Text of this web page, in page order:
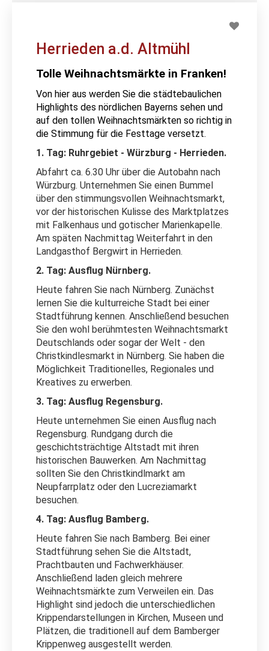
Herrieden a.d. Altmühl
Tolle Weihnachtsmärkte in Franken!
Von hier aus werden Sie die städtebaulichen
Highlights des nördlichen Bayerns sehen und
auf den tollen Weihnachtsmärkten so richtig in
die Stimmung für die Festtage versetzt.
1. Tag: Ruhrgebiet - Würzburg - Herrieden.
Abfahrt ca. 6.30 Uhr über die Autobahn nach
Würzburg. Unternehmen Sie einen Bummel
über den stimmungsvollen Weihnachtsmarkt,
vor der historischen Kulisse des Marktplatzes
mit Falkenhaus und gotischer Marienkapelle.
Am späten Nachmittag Weiterfahrt in den
Landgasthof Bergwirt in Herrieden.
2. Tag: Ausflug Nürnberg.
Heute fahren Sie nach Nürnberg. Zunächst
lernen Sie die kulturreiche Stadt bei einer
Stadtführung kennen. Anschließend besuchen
Sie den wohl berühmtesten Weihnachtsmarkt
Deutschlands oder sogar der Welt - den
Christkindlesmarkt in Nürnberg. Sie haben die
Möglichkeit Traditionelles, Regionales und
Kreatives zu erwerben.
3. Tag: Ausflug Regensburg.
Heute unternehmen Sie einen Ausflug nach
Regensburg. Rundgang durch die
geschichtsträchtige Altstadt mit ihren
historischen Bauwerken. Am Nachmittag
sollten Sie den Christkindlmarkt am
Neupfarrplatz oder den Lucreziamarkt
besuchen.
4. Tag: Ausflug Bamberg.
Heute fahren Sie nach Bamberg. Bei einer
Stadtführung sehen Sie die Altstadt,
Prachtbauten und Fachwerkhäuser.
Anschließend laden gleich mehrere
Weihnachtsmärkte zum Verweilen ein. Das
Highlight sind jedoch die unterschiedlichen
Krippendarstellungen in Kirchen, Museen und
Plätzen, die traditionell auf dem Bamberger
Krippenweg ausgestellt werden.